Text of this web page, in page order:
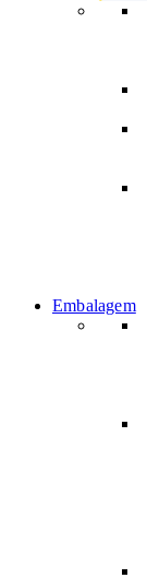
Embalagem